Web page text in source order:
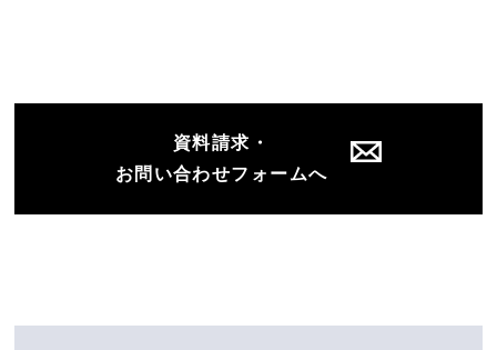
資料請求・
お問い合わせフォームへ